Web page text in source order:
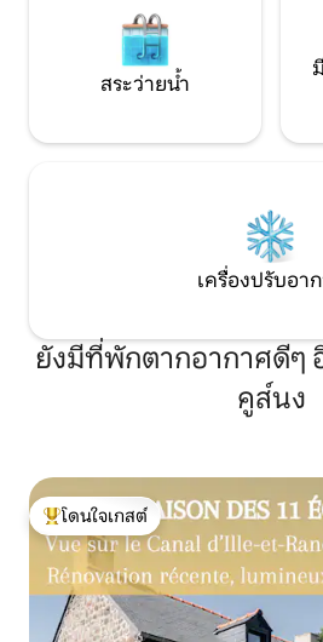
สระว่ายน้ำ
เครื่องปรับอา
ยังมีที่พักตากอากาศดีๆ
คูส์นง
โดนใจเกสต์ที่สุด
โดนใจเกสต์